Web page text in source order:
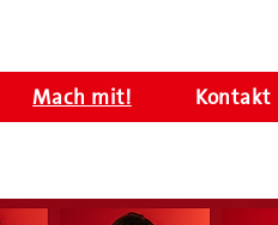
Mach mit! Kontakt